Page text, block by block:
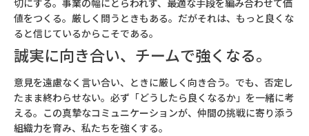
切にする。事業の幅にとらわれず、最適な手段を編み合わせて価
値をつくる。厳しく問うときもある。だがそれは、もっと良くな
ると信じているからこそである。
誠実に向き合い、チームで強くなる。
意見を遠慮なく言い合い、ときに厳しく向き合う。でも、否定し
たまま終わらせない。必ず「どうしたら良くなるか」を一緒に考
える。この真摯なコミュニケーションが、仲間の挑戦に寄り添う
組織力を育み、私たちを強くする。